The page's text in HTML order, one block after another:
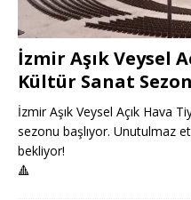
İzmir Aşık Veysel
Kültür Sanat
İzmir Aşık Veysel Açık Hava
sezonu başlıyor. Unutulmaz
bekliyor!
🔺